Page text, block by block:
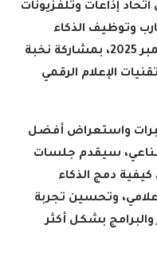
إذاعات وتلفزيونات
وتوظيف الذكاء
الاصطناعي خلال يومي 19 و20 نوفمبر 2025، بمشاركة نخبة
الإعلام الرقمي
واستعراض أفضل
سيقدم جلسات
دمج الذكاء
وتحسين تجربة
والبرامج بشكل أكثر